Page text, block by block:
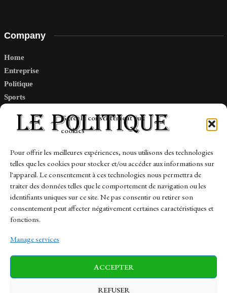
Gérer le consentement aux
cookies
Pour offrir les meilleures expériences, nous utilisons des technologies
telles que les cookies pour stocker et/ou accéder aux informations sur
l'appareil. Le consentement à ces technologies nous permettra de
traiter des données telles que le comportement de navigation ou les
identifiants uniques sur ce site. Ne pas consentir ou retirer son
consentement peut affecter négativement certaines caractéristiques et
fonctions.
Manage services
ACCEPTER
REFUSER
Company
Home
Entreprise
Politique
Sports
Links
Contact
Sitemap
News Finance-Marches Politics
Business Tech Health Sports Travel